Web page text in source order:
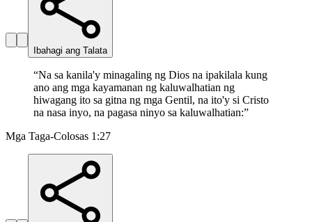
Ibahagi ang Talata
“Na sa kanila'y minagaling ng Dios na ipakilala kung
ano ang mga kayamanan ng kaluwalhatian ng
hiwagang ito sa gitna ng mga Gentil, na ito'y si Cristo
na nasa inyo, na pagasa ninyo sa kaluwalhatian:”
Mga Taga-Colosas 1:27